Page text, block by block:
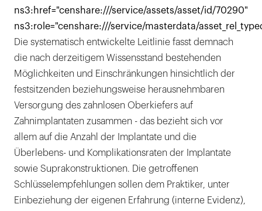
ns3:href="censhare:///service/assets/asset/id/70290"
ns3:role="censhare:///service/masterdata/
Die systematisch entwickelte Leitlinie fasst demnach
die nach derzeitigem Wissensstand bestehenden
Möglichkeiten und Einschränkungen hinsichtlich der
festsitzenden beziehungsweise herausnehmbaren
Versorgung des zahnlosen Oberkiefers auf
Zahnimplantaten zusammen - das bezieht sich vor
allem auf die Anzahl der Implantate und die
Überlebens- und Komplikationsraten der Implantate
sowie Suprakonstruktionen. Die getroffenen
Schlüsselempfehlungen sollen dem Praktiker, unter
Einbeziehung der eigenen Erfahrung (interne Evidenz),